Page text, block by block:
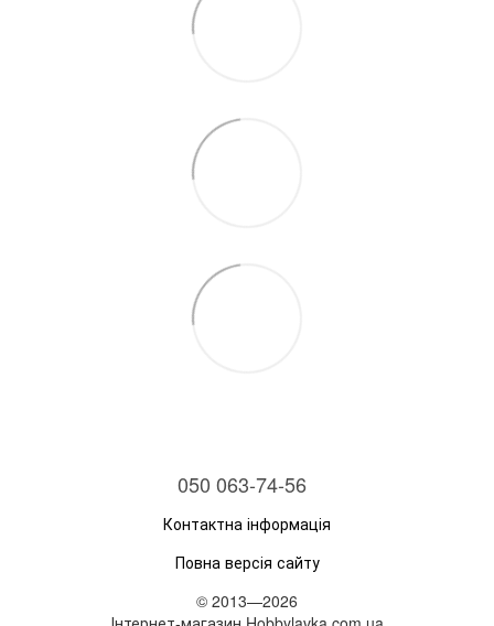
050 063-74-56
Контактна інформація
Повна версія сайту
© 2013—2026